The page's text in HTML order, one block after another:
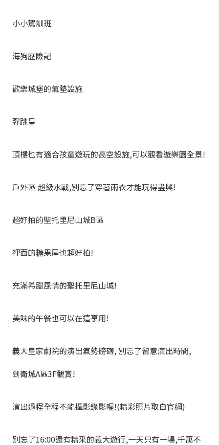
小小駕訓班
海狗歷險記
歡樂城堡的氣墊設施
彈跳星
頂樓也有適合孩童遊玩的高空設施,可以觀看遊樂園全景!
戶外區 超級水戰,別忘了穿著雨衣才能玩得盡興!
超好拍的聖托里尼山城B區
裡面的糖果屋也超好拍!
充滿希臘風情的聖托里尼山城!
美味的午餐也可以在這享用!
義大皇家劇院的演出氣勢磅礴, 別忘了留意演出時間,
到衛城A區3F觀賞!
演出過程全程不能攝影錄影喔!(精彩照片取自官網)
別忘了16:00還有精采的義大遊行,一天只有一場,千萬不